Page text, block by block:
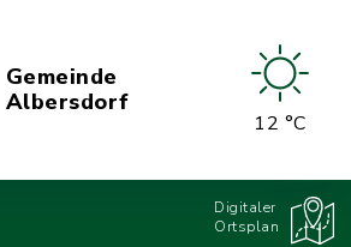
Gemeinde
Albersdorf
12 °C
Digitaler
Ortsplan